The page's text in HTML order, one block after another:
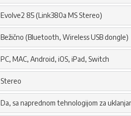
Evolve2 85 (Link380a MS Stereo)
Bežično (Bluetooth, Wireless USB dongle)
PC, MAC, Android, iOS, iPad, Switch
Stereo
Da, sa naprednom tehnologijom za